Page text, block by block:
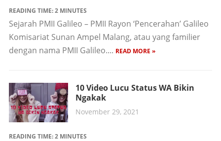
READING TIME:2 MINUTES
Sejarah PMII Galileo – PMII Rayon ‘Pencerahan’ Galileo
Komisariat Sunan Ampel Malang, atau yang familier
dengan nama PMII Galileo.... READ MORE »
10 Video Lucu Status WA Bikin
Ngakak
November 29, 2021
READING TIME:2 MINUTES